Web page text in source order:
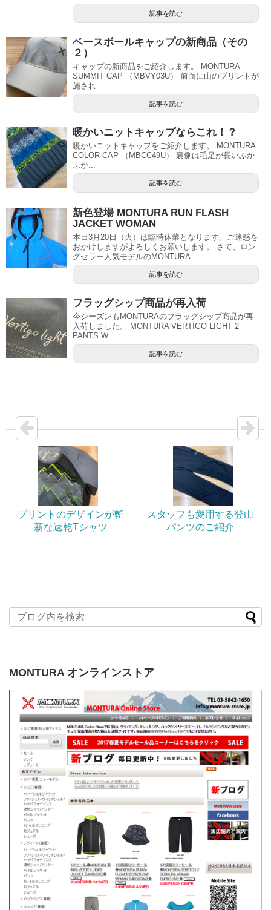
記事を読む
ベースボールキャップの新商品（その
２）
キャップの新商品をご紹介します。 MONTURA
SUMMIT CAP （MBVY03U） 前面に山のプリントが
施され...
記事を読む
暖かいニットキャップならこれ！？
暖かいニットキャップをご紹介します。 MONTURA
COLOR CAP （MBCC49U） 裏側は毛足が長いふか
ふか...
記事を読む
新色登場 MONTURA RUN FLASH
JACKET WOMAN
本日3月20日（火）は臨時休業となります。ご迷惑を
おかけしますがよろしくお願いします。 さて、ロン
グセラー人気モデルのMONTURA ...
記事を読む
フラッグシップ商品が再入荷
今シーズンもMONTURAのフラッグシップ商品が再
入荷しました。 MONTURA VERTIGO LIGHT 2
PANTS W. ...
記事を読む
プリントのデザインが斬
新な速乾Tシャツ
スタッフも愛用する登山
パンツのご紹介
MONTURA オンラインストア